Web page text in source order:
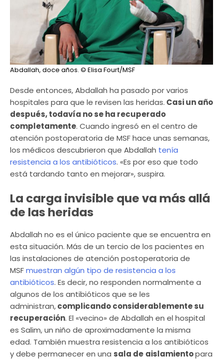
Abdallah, doce años. © Elisa Fourt/MSF
Desde entonces, Abdallah ha pasado por varios
hospitales para que le revisen las heridas. Casi un año
después, todavía no se ha recuperado
completamente. Cuando ingresó en el centro de
atención postoperatoria de MSF hace unas semanas,
los médicos descubrieron que Abdallah tenía
resistencia a los antibióticos. «Es por eso que todo
está tardando tanto en mejorar», suspira.
La carga invisible que va más allá
de las heridas
Abdallah no es el único paciente que se encuentra en
esta situación. Más de un tercio de los pacientes en
las instalaciones de atención postoperatoria de
MSFmuestran algún tipo de resistencia a los
antibióticos. Es decir, no responden normalmente a
algunos de los antibióticos que se les
administran,complicando considerablemente su
recuperación. El «vecino» de Abdallah en el hospital
es Salim, un niño de aproximadamente la misma
edad. También muestra resistencia a los antibióticos
y debe permanecer en una sala de aislamientopara